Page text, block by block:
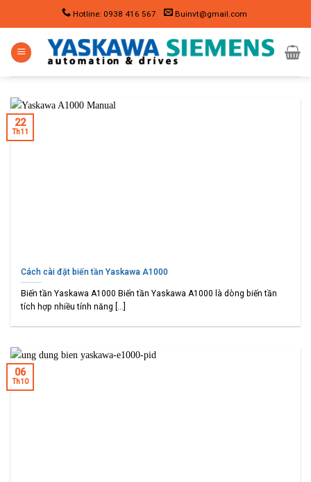
content
Hotline: 0938 416 567 Buinvt@gmail.com
Cách cài đặt biến tần Yaskawa A1000
Biến tần Yaskawa A1000 Biến tần Yaskawa A1000 là dòng biến tần
tích hợp nhiều tính năng [...]
22
Th11
06
Th10